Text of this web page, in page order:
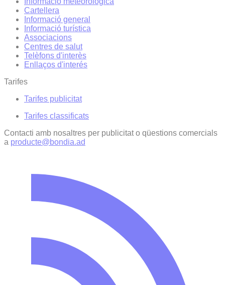
Cartellera
Informació general
Informació turística
Associacions
Centres de salut
Telèfons d'interès
Enllaços d'interés
Tarifes
Tarifes publicitat
Tarifes classificats
Contacti amb nosaltres per publicitat o qüestions comercials
a producte@bondia.ad